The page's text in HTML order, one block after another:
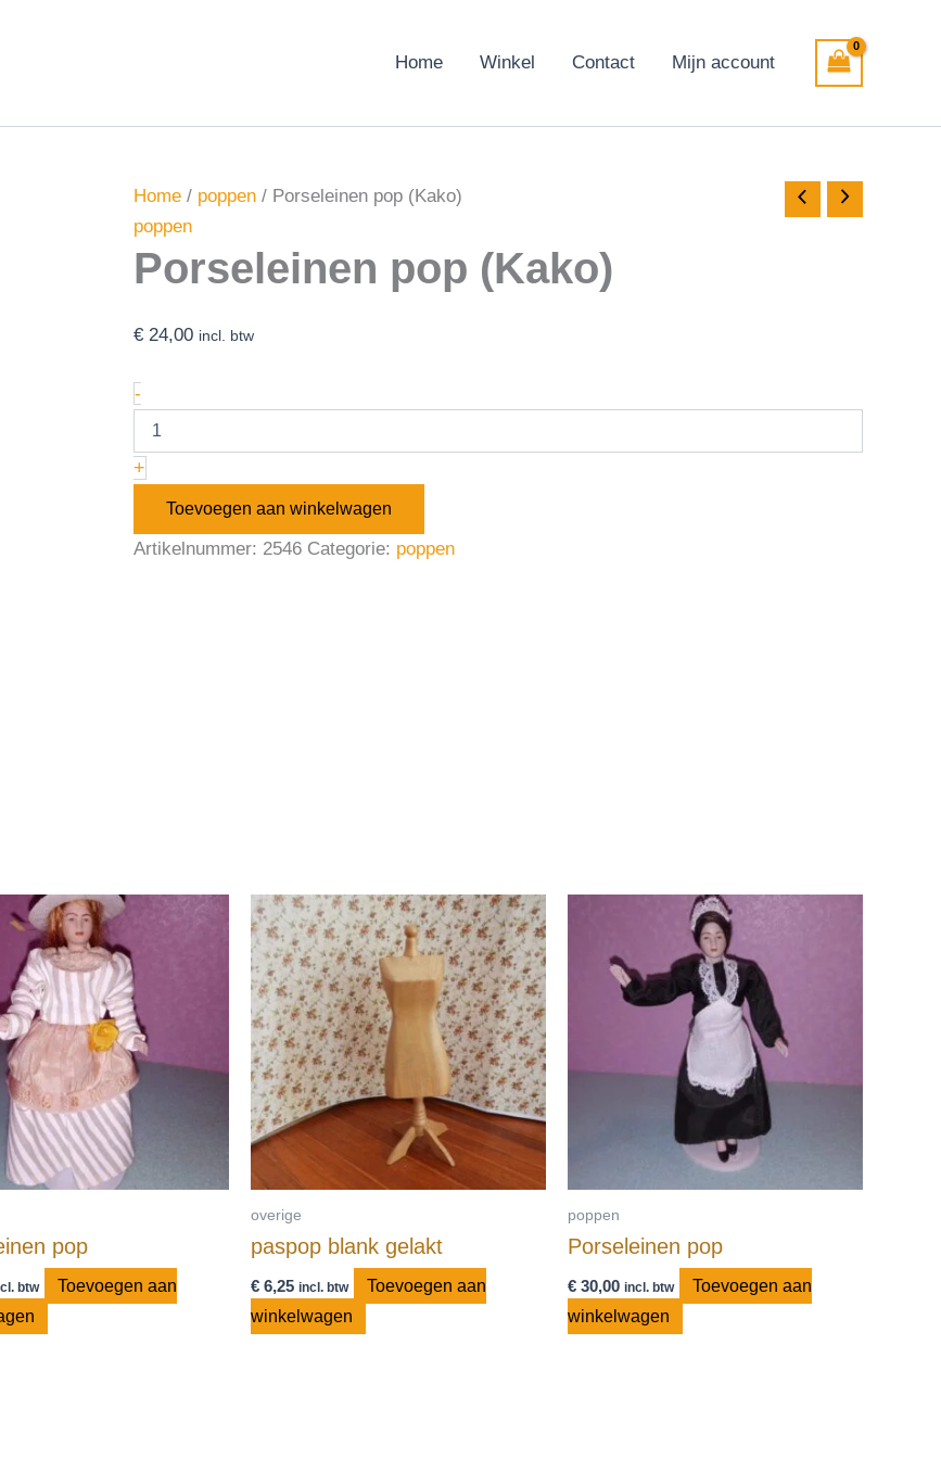
Home Winkel Contact Mijn account
Home / poppen / Porseleinen pop (Kako)
poppen
Porseleinen pop (Kako)
€ 24,00 incl. btw
-
+
Toevoegen aan winkelwagen
Artikelnummer: 2546 Categorie: poppen
pop
btw
Toevoegen aan
overige
paspop blank gelakt
€6,25 incl. btw
Toevoegen aan
winkelwagen
poppen
Porseleinen pop
€30,00 incl. btw
Toevoegen aan
winkelwagen